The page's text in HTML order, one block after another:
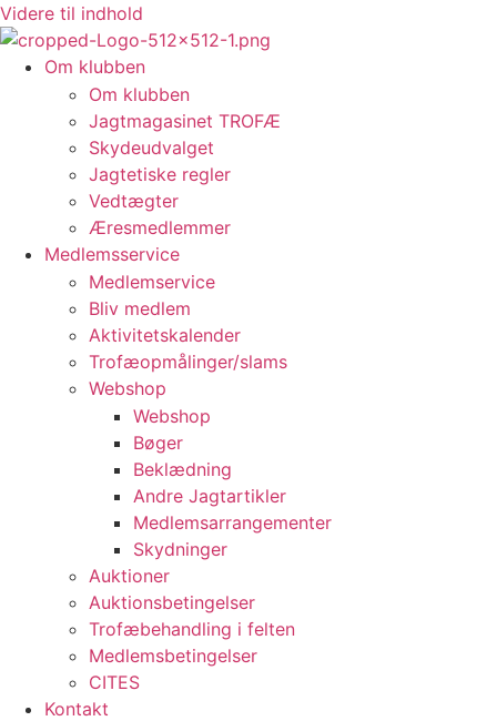
Videre til indhold
Om klubben
Om klubben
Jagtmagasinet TROFÆ
Skydeudvalget
Jagtetiske regler
Vedtægter
Æresmedlemmer
Medlemsservice
Medlemservice
Bliv medlem
Aktivitetskalender
Trofæopmålinger/slams
Webshop
Webshop
Bøger
Beklædning
Andre Jagtartikler
Medlemsarrangementer
Skydninger
Auktioner
Auktionsbetingelser
Trofæbehandling i felten
Medlemsbetingelser
CITES
Kontakt